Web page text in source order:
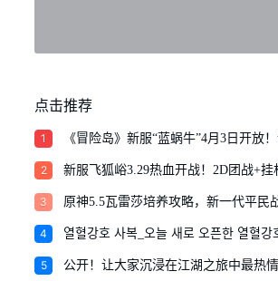
点击推荐
1
《冒险岛》新服“蓝蜗牛”4月3日开放
2
新服飞狐峪3.29热血开战！2D团战+挂
3
原神5.5瓦雷莎培养攻略，新一代平民
4
열혈강호 사복_오늘 새로 오픈한 열혈강
5
公开！让大家沉浸在江湖之旅中最热